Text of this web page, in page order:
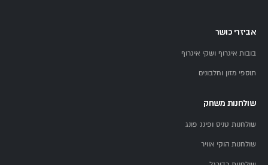
אביזרי כושר
בובות איגרוף ושקי איגרוף
תוספי מזון וחלבונים
שולחנות משחק
שולחנות טניס ופינג פונג
שולחנות הוקי אוויר